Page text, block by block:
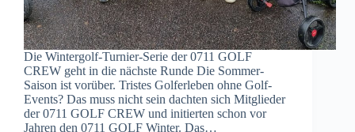
Die Wintergolf-Turnier-Serie der 0711 GOLF
CREW geht in die nächste Runde Die Sommer-
Saison ist vorüber. Tristes Golferleben ohne Golf-
Events? Das muss nicht sein dachten sich Mitglieder
der 0711 GOLF CREW und initierten schon vor
Jahren den 0711 GOLF Winter. Das…